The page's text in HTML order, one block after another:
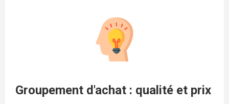
Groupement d'achat : qualité et prix